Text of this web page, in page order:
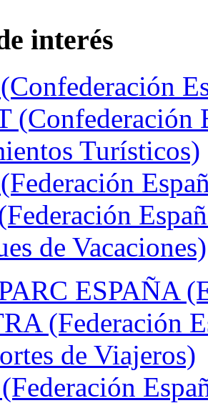
interés
(Confederación
Turísticos)
de Vacaciones)
ESPAÑA
(Federación
de Viajeros)